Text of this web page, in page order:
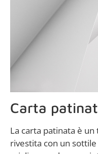
Carta
La carta patinata è
rivestita con un